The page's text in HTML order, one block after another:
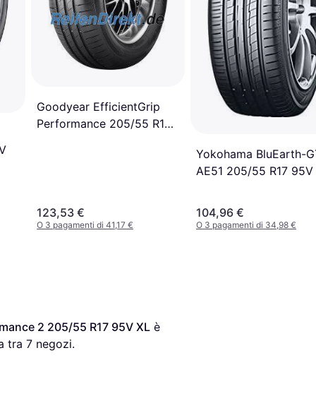
Goodyear EfficientGrip
Performance 205/55 R17
123,53 €
O 3 pagamenti di 41,17 €
Yokohama BluEarth-
AE51 205/55 R17 95V
104,96 €
O 3 pagamenti di 34,98 €
2 205/55 R17 95V XL
tra 7 negozi.